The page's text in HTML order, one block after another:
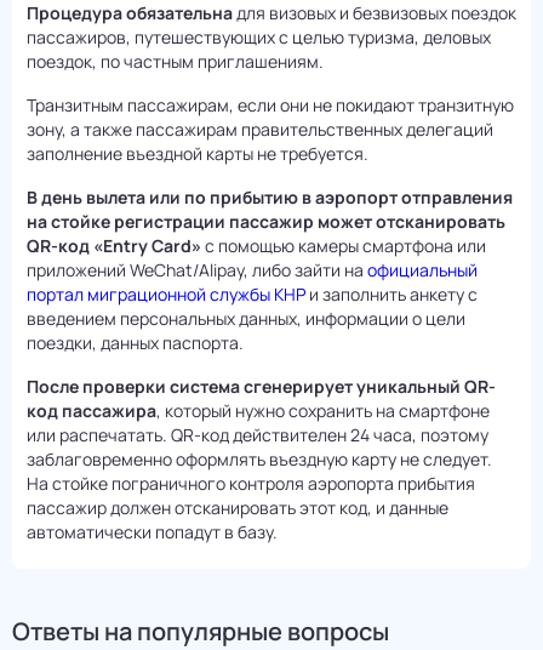
Процедура обязательнадля визовых и безвизовых поездок
пассажиров, путешествующих с целью туризма, деловых
поездок, по частным приглашениям.
Транзитным пассажирам, если они не покидают транзитную
зону, а также пассажирам правительственных делегаций
заполнение въездной карты не требуется.
В день вылета или по прибытию в аэропорт отправления
на стойке регистрации пассажир может отсканировать
QR-код «Entry Card» с помощью камеры смартфона или
приложений WeChat/Alipay, либо зайти на официальный
портал миграционной службы КНР и заполнить анкету с
введением персональных данных, информации о цели
поездки, данных паспорта.
После проверки система сгенерирует уникальный QR-
код пассажира, который нужно сохранить на смартфоне
или распечатать. QR-код действителен 24 часа, поэтому
заблаговременно оформлять въездную карту не следует.
На стойке пограничного контроля аэропорта прибытия
пассажир должен отсканировать этот код, и данные
автоматически попадут в базу.
Ответы на популярные вопросы